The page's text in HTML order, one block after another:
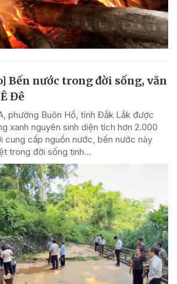
Bến nước trong đời sống, văn
Đê
phường Buôn Hồ, tỉnh Đắk Lắk được
xanh nguyên sinh diện tích hơn 2.000
cung cấp nguồn nước, bến nước này
trong đời sống tinh...